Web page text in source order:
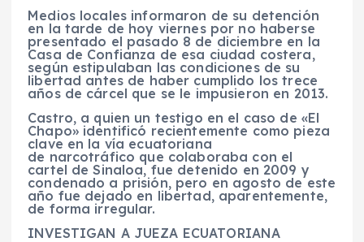
Medios locales informaron de su detención
en la tarde de hoy viernes por no haberse
presentado el pasado 8 de diciembre en la
Casa de Confianza de esa ciudad costera,
según estipulaban las condiciones de su
libertad antes de haber cumplido los trece
años de cárcel que se le impusieron en 2013.
Castro, a quien un testigo en el caso de «El
Chapo» identificó recientemente como pieza
clave en la vía ecuatoriana
de narcotráfico que colaboraba con el
cartel de Sinaloa, fue detenido en 2009 y
condenado a prisión, pero en agosto de este
año fue dejado en libertad, aparentemente,
de forma irregular.
INVESTIGAN A JUEZA ECUATORIANA